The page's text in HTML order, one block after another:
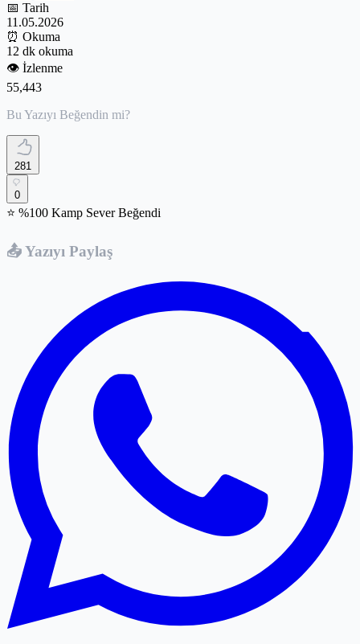
📅 Tarih
11.05.2026
⏰ Okuma
12 dk okuma
👁️ İzlenme
55,443
Bu Yazıyı Beğendin mi?
281
0
⭐ %100 Kamp Sever Beğendi
📤 Yazıyı Paylaş